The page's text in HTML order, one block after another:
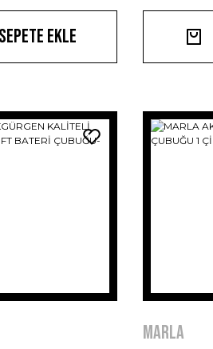
Sepete Ekle
MARLA